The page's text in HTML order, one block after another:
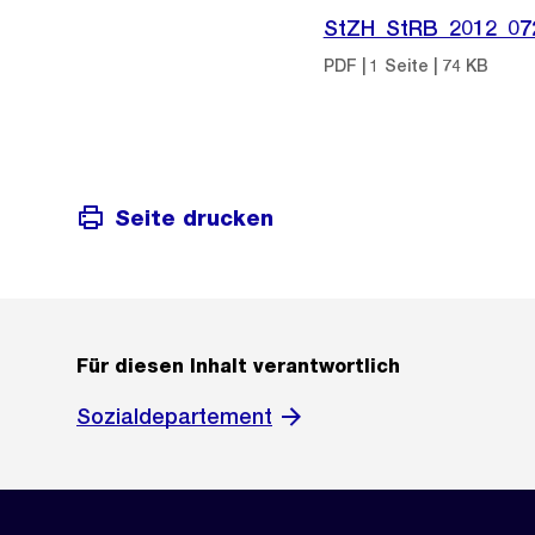
PDF | 1 Seite | 74 KB
Seite drucken
Für diesen Inhalt verantwortlich
Sozialdepartement